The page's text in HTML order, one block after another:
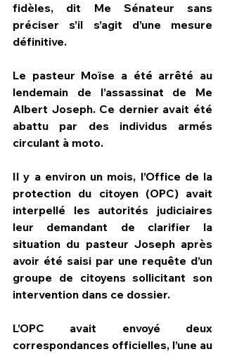
fidèles, dit Me Sénateur sans
préciser s’il s’agit d’une mesure
définitive.
Le pasteur Moïse a été arrêté au
lendemain de l’assassinat de Me
Albert Joseph. Ce dernier avait été
abattu par des individus armés
circulant à moto.
Il y a environ un mois, l’Office de la
protection du citoyen (OPC) avait
interpellé les autorités judiciaires
leur demandant de clarifier la
situation du pasteur Joseph après
avoir été saisi par une requête d’un
groupe de citoyens sollicitant son
intervention dans ce dossier.
L’OPC avait envoyé deux
correspondances officielles, l’une au